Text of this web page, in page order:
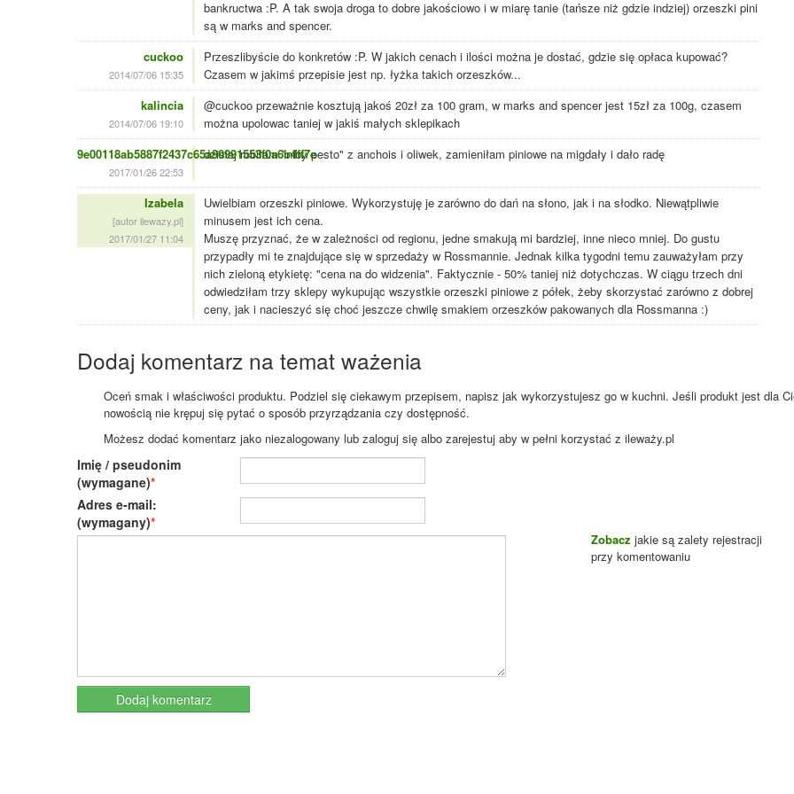
bankructwa :P. A tak swoja droga to dobre jakościowo i w miarę tanie (tańsze niż gdzie indziej) orzeszki pini
są w marks and spencer.
cuckoo
2014/07/06 15:35
Przeszlibyście do konkretów :P. W jakich cenach i ilości można je dostać, gdzie się opłaca kupować?
Czasem w jakimś przepisie jest np. łyżka takich orzeszków...
kalincia
2014/07/06 19:10
@cuckoo przeważnie kosztują jakoś 20zł za 100 gram, w marks and spencer jest 15zł za 100g, czasem
można upolowac taniej w jakiś małych sklepikach
9e00118ab5887f2437c65a90991553f0a6b4ff7e
2017/01/26 22:53
dzisiaj robiłam "niby pesto" z anchois i oliwek, zamieniłam piniowe na migdały i dało radę
Izabela
[autor ilewazy.pl]
2017/01/27 11:04
Uwielbiam orzeszki piniowe. Wykorzystuję je zarówno do dań na słono, jak i na słodko. Niewątpliwie
minusem jest ich cena.
Muszę przyznać, że w zależności od regionu, jedne smakują mi bardziej, inne nieco mniej. Do gustu
przypadły mi te znajdujące się w sprzedaży w Rossmannie. Jednak kilka tygodni temu zauważyłam przy
nich zieloną etykietę: "cena na do widzenia". Faktycznie - 50% taniej niż dotychczas. W ciągu trzech dni
odwiedziłam trzy sklepy wykupując wszystkie orzeszki piniowe z półek, żeby skorzystać zarówno z dobrej
ceny, jak i nacieszyć się choć jeszcze chwilę smakiem orzeszków pakowanych dla Rossmanna :)
Dodaj komentarz na temat ważenia
Oceń smak i właściwości produktu. Podziel się ciekawym przepisem, napisz jak wykorzystujesz go w kuchni. Jeśli produkt jest dla
nowością nie krępuj się pytać o sposób przyrządzania czy dostępność.
Możesz dodać komentarz jako niezalogowany lub zaloguj się albo zarejestuj aby w pełni korzystać z ileważy.pl
Imię / pseudonim
(wymagane)
Adres e-mail:
(wymagany)
Zobacz jakie są zalety rejestracji
przy komentowaniu